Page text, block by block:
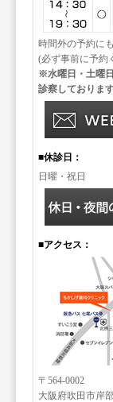
時間外の予約に
(必ず事前に予約
※水曜日・土曜
診察しております
■休診日：
日曜・祝日
■アクセス：
〒564-0002
大阪府吹田市岸